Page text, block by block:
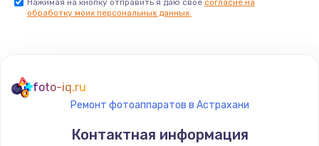
обработку моих персональных данных.
foto-iq.ru
Ремонт фотоаппаратов в Астрахани
Контактная информация